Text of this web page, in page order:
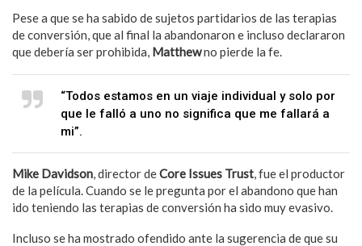
Pese a que se ha sabido de sujetos partidarios de las terapias
de conversión, que al final la abandonaron e incluso declararon
que debería ser prohibida, Matthewno pierde la fe.
“Todos estamos en un viaje individual y solo por
que le falló a uno no significa que me fallará a
mi”.
Mike Davidson, director deCore Issues Trust, fue el productor
de la película. Cuando se le pregunta por el abandono que han
ido teniendo las terapias de conversión ha sido muy evasivo.
Incluso se ha mostrado ofendido ante la sugerencia de que su